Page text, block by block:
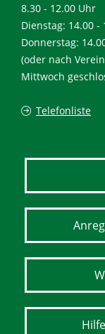
8.30 - 12.00 Uhr
Dienstag: 14.00 -
Donnerstag:
(oder nach
Mittwoch
Telefonliste